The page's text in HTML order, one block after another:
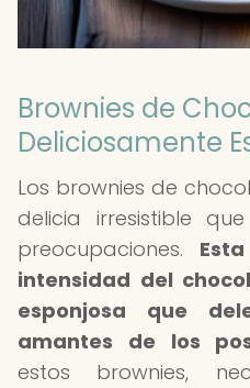
Brownies de
Deliciosamente
Los brownies de
delicia irresistible
preocupaciones.
intensidad del
esponjosa que
amantes de los
estos brownies,